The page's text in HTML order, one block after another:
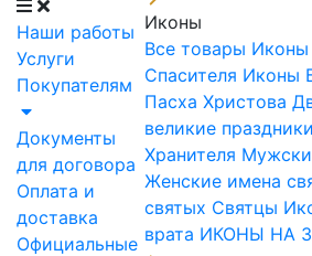
Наши работы
Услуги
Покупателям
Документы
для договора
Оплата и
доставка
Официальные
Иконы
Все товары Иконы
Спасителя Иконы
Пасха Христова
великие праздники
Хранителя
Женские имена
святых Святцы
врата ИКОНЫ НА